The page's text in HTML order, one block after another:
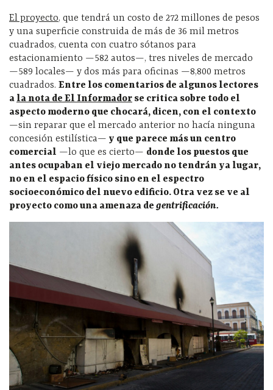
El proyecto, que tendrá un costo de 272 millones de pesos
y una superficie construida de más de 36 mil metros
cuadrados, cuenta con cuatro sótanos para
estacionamiento —582 autos—, tres niveles de mercado
—589 locales— y dos más para oficinas —8,800 metros
cuadrados. Entre los comentarios de algunos lectores
a la nota de El Informador se critica sobre todo el
aspecto moderno que chocará, dicen, con el contexto
—sin reparar que el mercado anterior no hacía ninguna
concesión estilística— y que parece más un centro
comercial —lo que es cierto— donde los puestos que
antes ocupaban el viejo mercado no tendrán ya lugar,
no en el espacio físico sino en el espectro
socioeconómico del nuevo edificio. Otra vez se ve al
proyecto como una amenaza de gentrificación.